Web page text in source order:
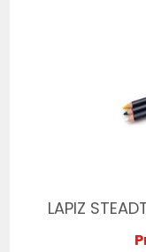
LAPIZ